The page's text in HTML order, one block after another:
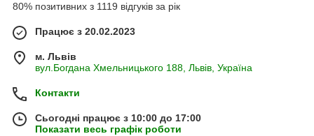
80% позитивних з 1119 відгуків за рік
Працює з 20.02.2023
м. Львів
вул.Богдана Хмельницького 188, Львів, Україна
Контакти
Сьогодні працює з 10:00 до 17:00
Показати весь графік роботи